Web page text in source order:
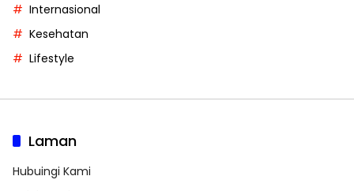
Internasional
Kesehatan
Lifestyle
Laman
Hubuingi Kami